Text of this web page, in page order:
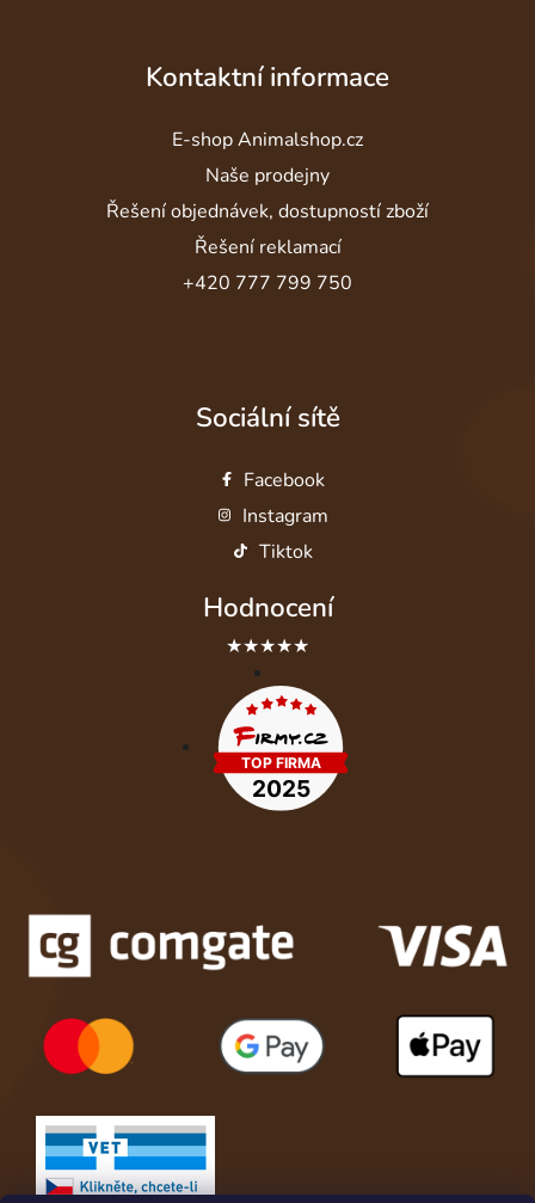
Kontaktní informace
E-shop Animalshop.cz
Naše prodejny
Řešení objednávek, dostupností zboží
Řešení reklamací
+420 777 799 750
Sociální sítě
Facebook
Instagram
Tiktok
Hodnocení
★★★★★